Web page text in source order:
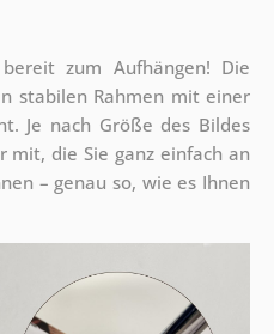
zum Aufhängen! Die
stabilen Rahmen mit einer
Je nach Größe des Bildes
mit, die Sie ganz einfach an
– genau so, wie es Ihnen